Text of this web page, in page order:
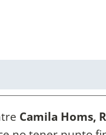
Camila Homs,